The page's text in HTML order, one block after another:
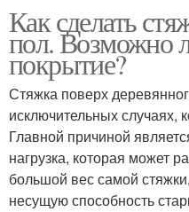
Как сделать
пол. Возможно
покрытие?
Стяжка поверх
исключительных случаях,
Главной причиной
нагрузка, которая может
большой вес самой
несущую способность